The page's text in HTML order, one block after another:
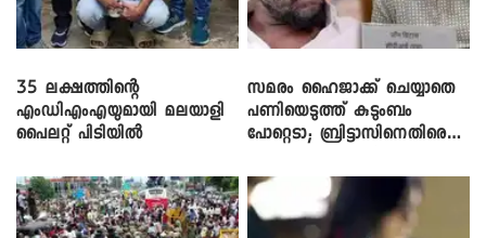
35 ലക്ഷത്തിന്റെ
എംഡിഎംഎയുമായി മലയാളി
പൈലറ്റ് പിടിയിൽ
സമരം ഹൈജാക്ക് ചെയ്യാതെ
പണിയെടുത്ത് കുടുംബം
പോറ്റെടാ; ബ്രിട്ടാസിനെതിരെ